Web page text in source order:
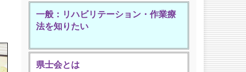
一般：リハビリテーション・作業療
法を知りたい
県士会とは